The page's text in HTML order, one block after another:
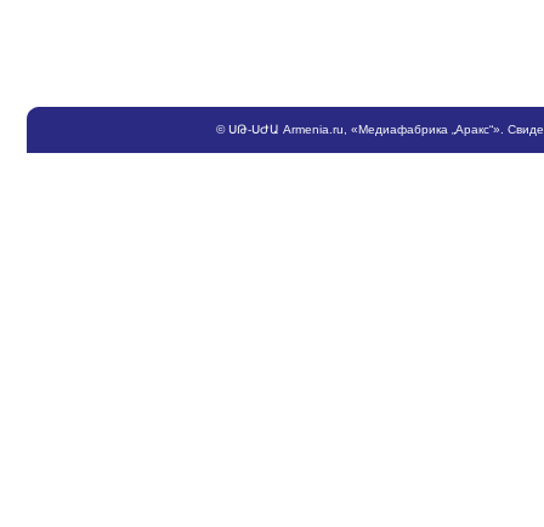
©ՍԹ-ՍԺԱ Armenia.ru , «Медиафабрика „Аракс“».